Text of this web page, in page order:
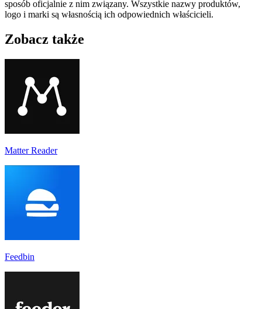
sposób oficjalnie z nim związany. Wszystkie nazwy produktów,
logo i marki są własnością ich odpowiednich właścicieli.
Zobacz także
Matter Reader
Feedbin